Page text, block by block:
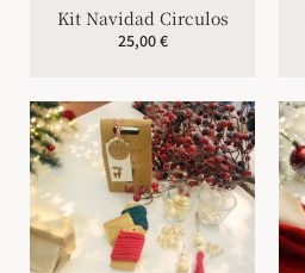
Kit Navidad Circulos
25,00€